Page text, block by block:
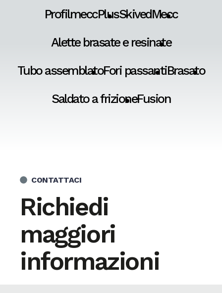
ProfilmeccPlusSkivedMecc
Alette brasate e resinate
Tubo assemblatoFori passantiBrasato
Saldato a frizioneFusion
CONTATTACI
Richiedi
maggiori
informazioni